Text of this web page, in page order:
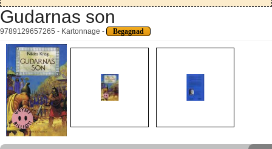
Gudarnas son
9789129657265 - Kartonnage - Begagnad